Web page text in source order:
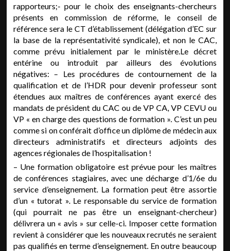
rapporteurs;- pour le choix des enseignants-chercheurs
présents en commission de réforme, le conseil de
référence sera le CT d’établissement (délégation d’EC sur
la base de la représentativité syndicale), et non le CAC,
comme prévu initialement par le ministère.Le décret
entérine ou introduit par ailleurs des évolutions
négatives: – Les procédures de contournement de la
qualification et de l’HDR pour devenir professeur sont
étendues aux maîtres de conférences ayant exercé des
mandats de président du CAC ou de VP CA, VP CEVU ou
VP « en charge des questions de formation ». C’est un peu
comme si on conférait d’office un diplôme de médecin aux
directeurs administratifs et directeurs adjoints des
agences régionales de l’hospitalisation !
– Une formation obligatoire est prévue pour les maîtres
de conférences stagiaires, avec une décharge d’1/6e du
service d’enseignement. La formation peut être assortie
d’un « tutorat ». Le responsable du service de formation
(qui pourrait ne pas être un enseignant-chercheur)
délivrera un « avis » sur celle-ci. Imposer cette formation
revient à considérer que les nouveaux recrutés ne seraient
pas qualifiés en terme d’enseignement. En outre beaucoup